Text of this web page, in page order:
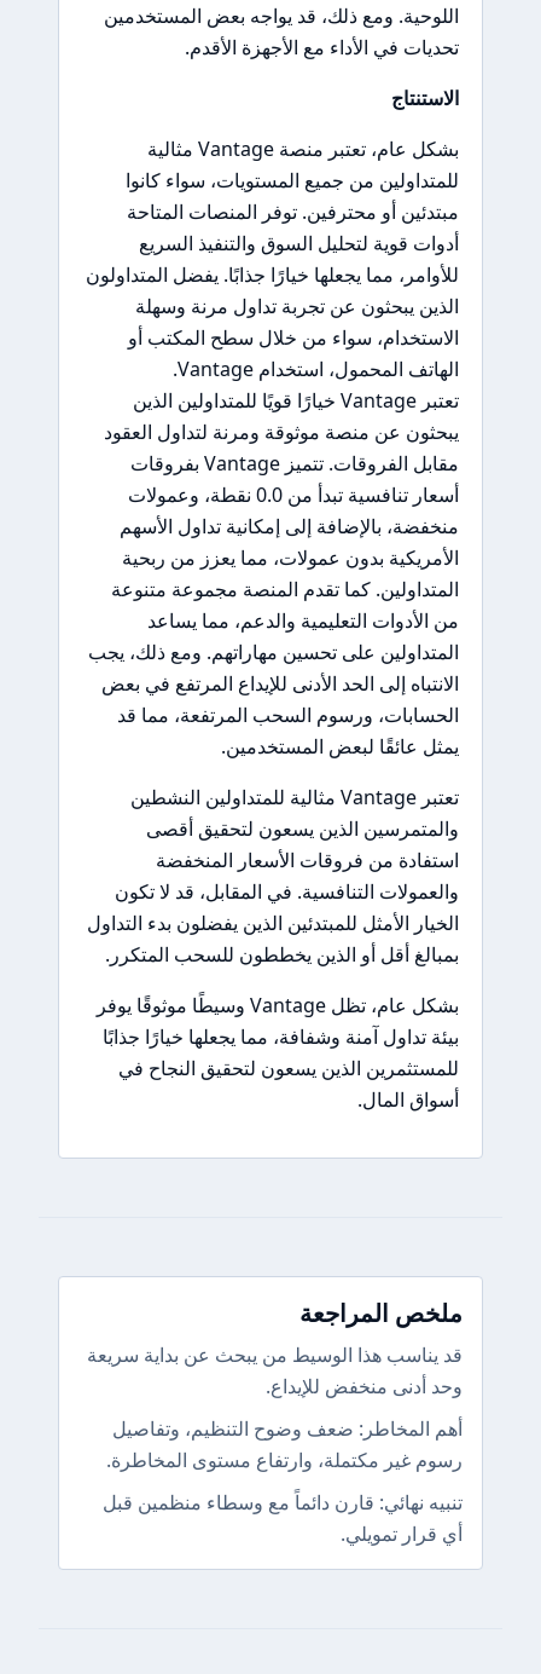
اللوحية. ومع ذلك، قد يواجه بعض المستخدمين
تحديات في الأداء مع الأجهزة الأقدم.
الاستنتاج
بشكل عام، تعتبر منصة Vantage مثالية
للمتداولين من جميع المستويات، سواء كانوا
مبتدئين أو محترفين. توفر المنصات المتاحة
أدوات قوية لتحليل السوق والتنفيذ السريع
للأوامر، مما يجعلها خيارًا جذابًا. يفضل المتداولون
الذين يبحثون عن تجربة تداول مرنة وسهلة
الاستخدام، سواء من خلال سطح المكتب أو
الهاتف المحمول، استخدام Vantage.
تعتبر Vantage خيارًا قويًا للمتداولين الذين
يبحثون عن منصة موثوقة ومرنة لتداول العقود
مقابل الفروقات. تتميز Vantage بفروقات
أسعار تنافسية تبدأ من 0.0 نقطة، وعمولات
منخفضة، بالإضافة إلى إمكانية تداول الأسهم
الأمريكية بدون عمولات، مما يعزز من ربحية
المتداولين. كما تقدم المنصة مجموعة متنوعة
من الأدوات التعليمية والدعم، مما يساعد
المتداولين على تحسين مهاراتهم. ومع ذلك، يجب
الانتباه إلى الحد الأدنى للإيداع المرتفع في بعض
الحسابات، ورسوم السحب المرتفعة، مما قد
يمثل عائقًا لبعض المستخدمين.
تعتبر Vantage مثالية للمتداولين النشطين
والمتمرسين الذين يسعون لتحقيق أقصى
استفادة من فروقات الأسعار المنخفضة
والعمولات التنافسية. في المقابل، قد لا تكون
الخيار الأمثل للمبتدئين الذين يفضلون بدء التداول
بمبالغ أقل أو الذين يخططون للسحب المتكرر.
بشكل عام، تظل Vantage وسيطًا موثوقًا يوفر
بيئة تداول آمنة وشفافة، مما يجعلها خيارًا جذابًا
للمستثمرين الذين يسعون لتحقيق النجاح في
أسواق المال.
ملخص المراجعة
قد يناسب هذا الوسيط من يبحث عن بداية سريعة
وحد أدنى منخفض للإيداع.
أهم المخاطر: ضعف وضوح التنظيم، وتفاصيل
رسوم غير مكتملة، وارتفاع مستوى المخاطرة.
تنبيه نهائي: قارن دائماً مع وسطاء منظمين قبل
أي قرار تمويلي.